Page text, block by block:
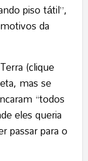
piso tátil”,
da
(clique
mas se
“todos
eles queria
passar para o